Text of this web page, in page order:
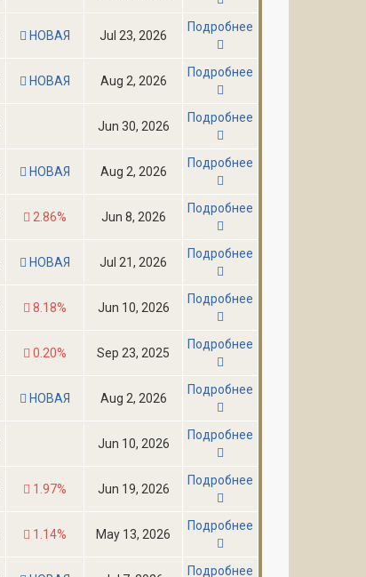
НОВАЯ Jul 23, 2026
Подробнее
НОВАЯ Aug 2, 2026
Подробнее
Jun 30, 2026
Подробнее
НОВАЯ Aug 2, 2026
Подробнее
2.86% Jun 8, 2026
Подробнее
НОВАЯ Jul 21, 2026
Подробнее
8.18% Jun 10, 2026
Подробнее
0.20% Sep 23, 2025
Подробнее
НОВАЯ Aug 2, 2026
Подробнее
Jun 10, 2026
Подробнее
1.97% Jun 19, 2026
Подробнее
1.14% May 13, 2026
Подробнее
Подробнее